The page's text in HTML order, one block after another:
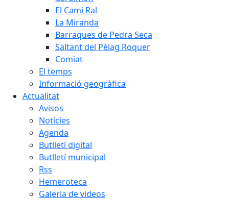
El Cami Ral
La Miranda
Barraques de Pedra Seca
Saltant del Pèlag Roquer
Comiat
El temps
Informació geogràfica
Actualitat
Avisos
Notícies
Agenda
Butlletí digital
Butlletí municipal
Rss
Hemeroteca
Galeria de videos